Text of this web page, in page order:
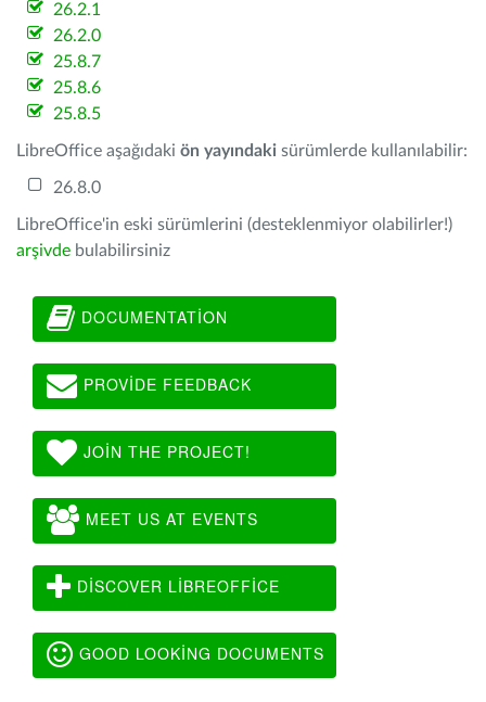
26.2.1
26.2.0
25.8.7
25.8.6
25.8.5
LibreOffice aşağıdaki ön yayındaki sürümlerde kullanılabilir:
26.8.0
LibreOffice'in eski sürümlerini (desteklenmiyor olabilirler!)
arşivde bulabilirsiniz
DOCUMENTATION
PROVIDE FEEDBACK
JOIN THE PROJECT!
MEET US AT EVENTS
DISCOVER LIBREOFFICE
GOOD LOOKING DOCUMENTS